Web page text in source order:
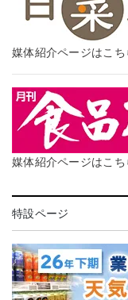
媒体紹介ページはこち
媒体紹介ページはこち
特設ページ